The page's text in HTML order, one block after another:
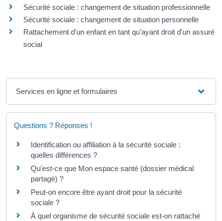
Sécurité sociale : changement de situation professionnelle
Sécurité sociale : changement de situation personnelle
Rattachement d'un enfant en tant qu'ayant droit d'un assuré
social
Services en ligne et formulaires
Questions ? Réponses !
Identification ou affiliation à la sécurité sociale :
quelles différences ?
Qu'est-ce que Mon espace santé (dossier médical
partagé) ?
Peut-on encore être ayant droit pour la sécurité
sociale ?
À quel organisme de sécurité sociale est-on rattaché